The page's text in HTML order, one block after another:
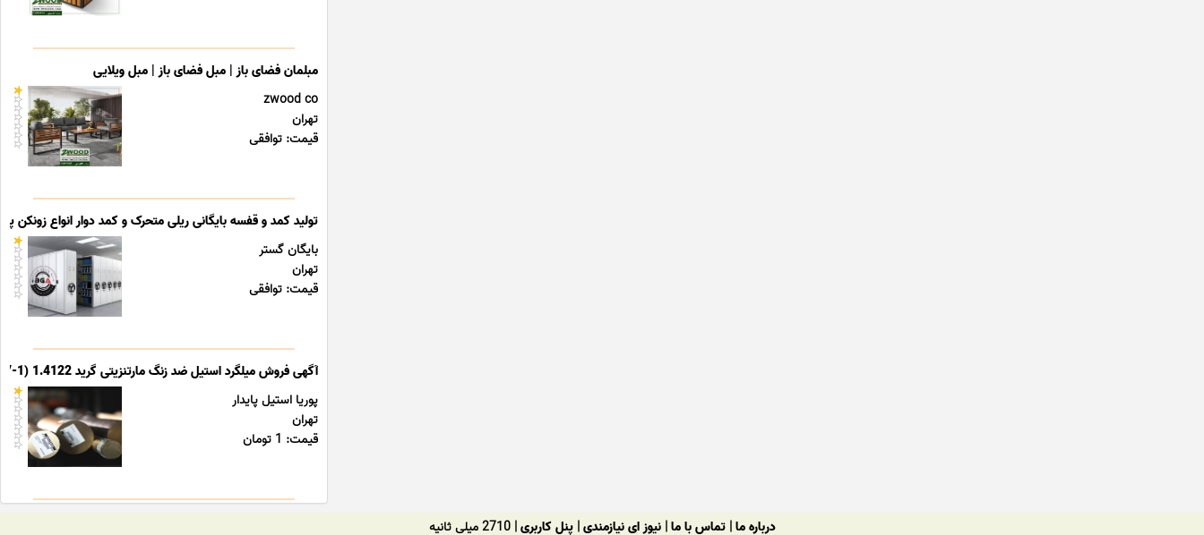
مبلمان فضای باز | مبل فضای باز | مبل ویلایی
zwood co
تهران
قیمت: توافقی
تولید کمد و قفسه بایگانی ریلی متحرک و کمد دوار انواع زونکن
بایگان گستر
تهران
قیمت: توافقی
آگهی فروش میلگرد استیل ضد زنگ مارتنزیتی گرید 1.4122 (X39CrMo17-1)
پوریا استیل پایدار
تهران
قیمت: 1 تومان
درباره ما|تماس با ما|نیوز ای نیازمندی|پنل کاربری| 2710 میلی ثانیه